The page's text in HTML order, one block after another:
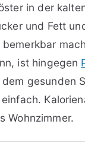
in der
und Fett
ist hingegen
gesunden
Wohnzimmer.